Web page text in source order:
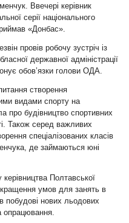
Ввечері керівник
серії національного
«Донбас».
провів робочу зустріч із
державної адміністрації
обов’язки голови ОДА.
створення
видами спорту на
про будівництво спортивних
Також серед важливих
спеціалізованих класів
де займаються юні
Полтавської
умов для занять в
нових льодових
опрацювання.